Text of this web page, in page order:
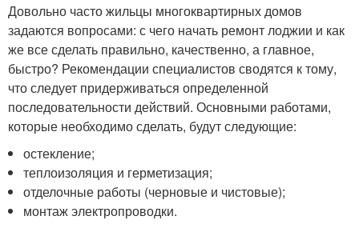
Довольно часто жильцы многоквартирных домов
задаются вопросами: с чего начать ремонт лоджии и как
же все сделать правильно, качественно, а главное,
быстро? Рекомендации специалистов сводятся к тому,
что следует придерживаться определенной
последовательности действий. Основными работами,
которые необходимо сделать, будут следующие:
остекление;
теплоизоляция и герметизация;
отделочные работы (черновые и чистовые);
монтаж электропроводки.